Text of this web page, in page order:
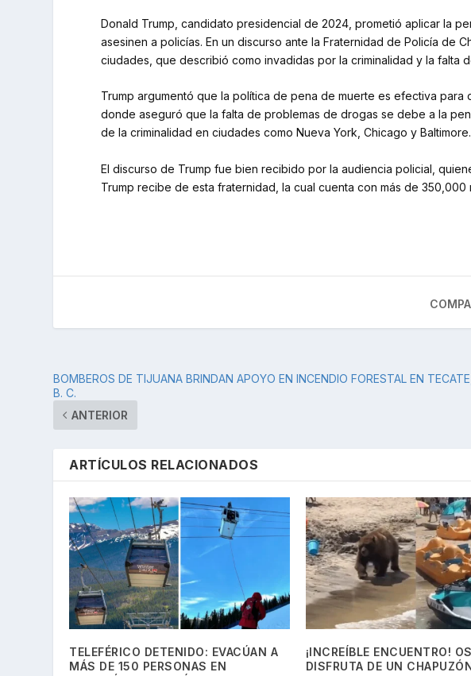
Donald Trump, candidato presidencial de 2024, prometió aplicar la
asesinen a policías. En un discurso ante la Fraternidad de Policía de
ciudades, que describió como invadidas por la criminalidad y la falta
Trump argumentó que la política de pena de muerte es efectiva
donde aseguró que la falta de problemas de drogas se debe a la
de la criminalidad en ciudades como Nueva York, Chicago y Baltimore.
El discurso de Trump fue bien recibido por la audiencia policial,
Trump recibe de esta fraternidad, la cual cuenta con más de
BOMBEROS DE TIJUANA BRINDAN APOYO EN INCENDIO FORESTAL EN TECATE,
B. C.
ANTERIOR
ARTÍCULOS RELACIONADOS
TELEFÉRICO DETENIDO: EVACÚAN A
MÁS DE 150 PERSONAS EN
¡INCREÍBLE ENCUENTRO!
DISFRUTA DE UN